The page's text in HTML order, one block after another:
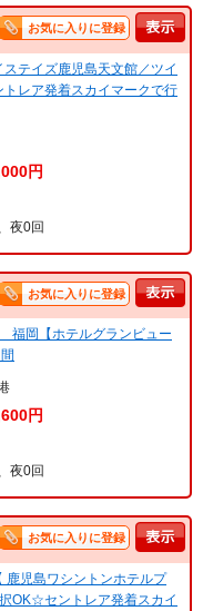
お気に入りに登録
テイズ鹿児島天文館／ツイ
レア発着スカイマークで行
円
夜0回
お気に入りに登録
福岡【ホテルグランビュー
円
夜0回
お気に入りに登録
児島ワシントンホテルプ
OK☆セントレア発着スカイ